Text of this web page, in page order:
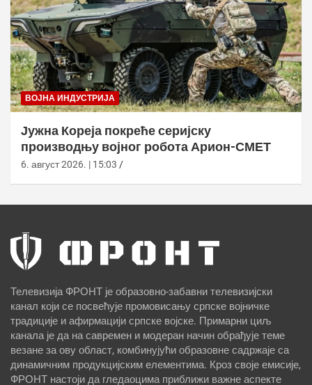
ВОЈНА ИНДУСТРИЈА
Јужна Кореја покреће серијску
производњу војног робота Арион-СМЕТ
6. август 2026. | 15:03
Телевизија ФРОНТ је образовно-забавни телевизијски
канал који се посвећује промовисању српске војничке
традиције и афирмацији српске војске. Примарни циљ
канала је да на савремен и модеран начин обрађује теме
везане за ову област, комбинујући образовне садржаје са
динамичним продукцијским елементима. Кроз своје емисије,
ФРОНТ настоји да гледаоцима приближи важне аспекте